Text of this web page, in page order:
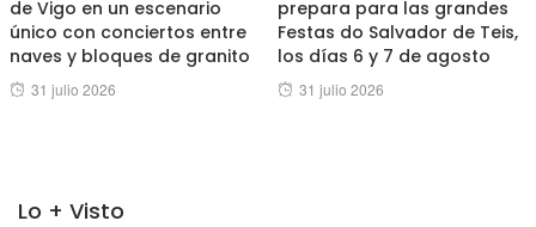
de Vigo en un escenario
único con conciertos entre
naves y bloques de granito
Posted
31 julio 2026
prepara para las grandes
Festas do Salvador de Teis,
los días 6 y 7 de agosto
Posted
31 julio 2026
Lo + Visto